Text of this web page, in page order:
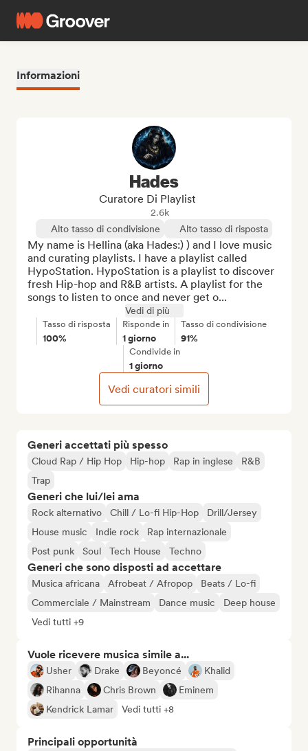
Informazioni
Generi accettati più spesso
Cloud Rap / Hip Hop Hip-hop Rap in inglese
R&B
Trap
Generi che lui/lei ama
Rock alternativo Chill / Lo-fi Hip-Hop
Drill/Jersey
House music
Indie rock
Rap internazionale
Post punk
Soul Tech House Techno
Generi che sono disposti ad accettare
Musica africana Afrobeat / Afropop
Beats / Lo-fi
Commerciale / Mainstream
Dance music
Deep house
Vedi tutti +9
Vuole ricevere musica simile a...
Usher Drake Beyoncé
Khalid
Rihanna
Chris Brown
Eminem
Kendrick Lamar
Vedi tutti +8
Principali opportunità
Hades
Curatore Di Playlist
2.6k
Alto tasso di condivisione
Alto tasso di risposta
My name is Hellina (aka Hades:) ) and I love music
and curating playlists. I have a playlist called
HypoStation. HypoStation is a playlist to discover
fresh Hip-hop and R&B artists. A playlist for the
songs to listen to once and never get o...
Vedi di più
Tasso di risposta
100%
Risponde in
1 giorno
Tasso di condivisione
91%
Condivide in
1 giorno
Vedi curatori simili